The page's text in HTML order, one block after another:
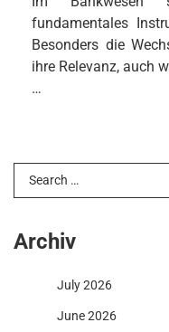
fundamentales
Besonders die
ihre Relevanz, auch
…
Search
for:
Archiv
July 2026
June 2026